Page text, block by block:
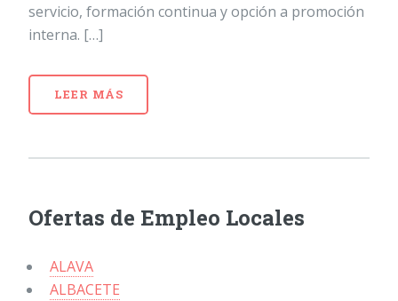
servicio, formación continua y opción a promoción
interna. […]
LEER MÁS
Ofertas de Empleo Locales
ALAVA
ALBACETE